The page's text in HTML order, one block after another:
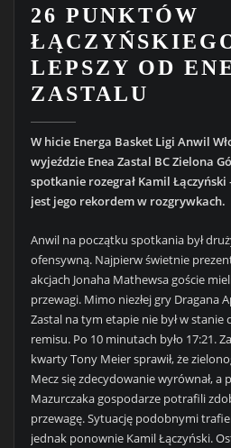
26 PUNKTÓW
LEPSZY OD
ZASTALU
W hicie Energa Basket Ligi Anwil
wyjeździe Enea Zastal BC Zielona
spotkanie rozegrał Kamil Łączyński
jest jego rekordem w rozgrywkach.
Anwil na początku spotkania był
ofensywną. Najpierw świetnie
akcjach Jonaha Mathewsa goście
przewagi. Mimo niezłej gry Dragana
Zastal na tym etapie nie był w
remisu. Po 10 minutach było 17:21.
kwarty Tony Meier sprawił, że
Mecz się zdecydowanie wyrównał, a
Mazurczaka gospodarze potrafili
przewagę. Sytuację podobnymi
jednak ponownie Kamil Łączyński.